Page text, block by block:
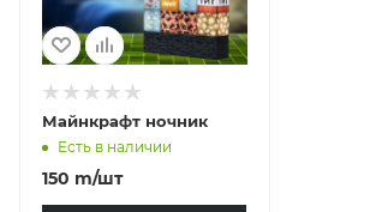
Майнкрафт ночник
Есть в наличии
150 m/шт